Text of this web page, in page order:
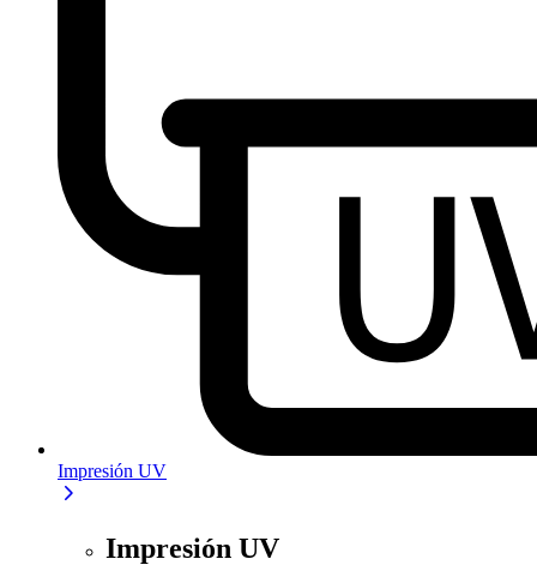
Impresión UV
Impresión UV